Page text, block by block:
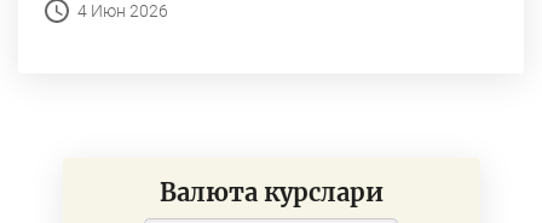
4 Июн 2026
Валюта курслари